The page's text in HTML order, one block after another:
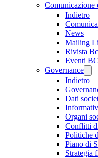
Comunicazione
Indietro
News
Mailing
Rivista
Eventi
Governance
Indietro
Dati
Organi
Conflitti
Politiche
Piano di
Strategia